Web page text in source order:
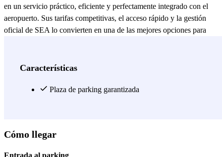
en un servicio práctico, eficiente y perfectamente integrado con el
aeropuerto. Sus tarifas competitivas, el acceso rápido y la gestión
oficial de SEA lo convierten en una de las mejores opciones para
Ver más
Características
Plaza de parking garantizada
Cómo llegar
Entrada al parking